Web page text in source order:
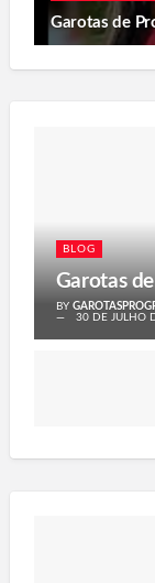
Garotas de
BLOG
Garotas
BY
30 DE JULHO